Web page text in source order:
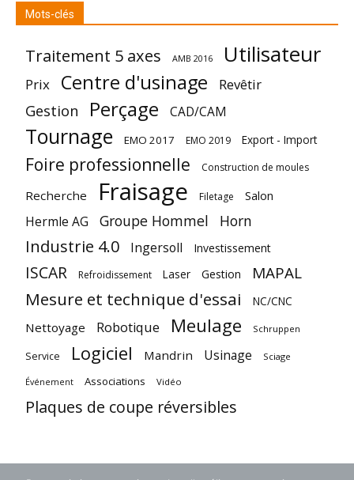
Mots-clés
Traitement 5 axes AMB 2016 Utilisateur
Prix Centre d'usinage Revêtir
Gestion Perçage CAD/CAM
Tournage EMO 2017 EMO 2019 Export - Import
Foire professionnelle Construction de moules
Recherche Fraisage Filetage Salon
Hermle AG Groupe Hommel Horn
Industrie 4.0 Ingersoll Investissement
ISCAR Refroidissement Laser Gestion MAPAL
Mesure et technique d'essai NC/CNC
Nettoyage Robotique Meulage Schruppen
Service Logiciel Mandrin Usinage Sciage
Événement Associations Vidéo
Plaques de coupe réversibles